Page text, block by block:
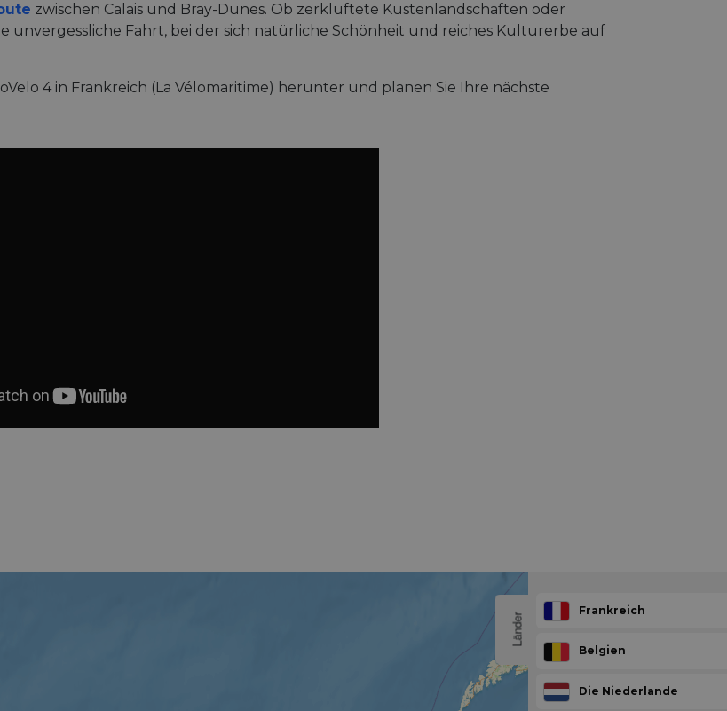
zwischen Calais und Bray-Dunes. Ob zerklüftete Küstenlandschaften oder
unvergessliche Fahrt, bei der sich natürliche Schönheit und reiches Kulturerbe auf
4 in Frankreich (La Vélomaritime) herunter und planen Sie Ihre nächste
Länder
Frankreich
Belgien
Die Niederlande